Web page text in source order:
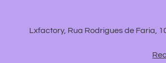
Lxfactory, Rua Rodrigues de Faria,